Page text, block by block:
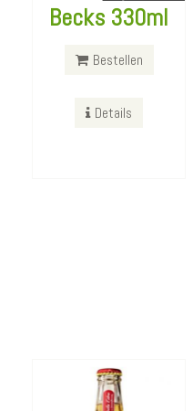
Becks 330ml
Bestellen
Details